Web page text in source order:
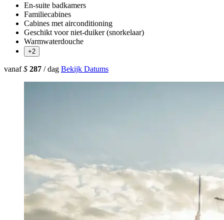
En-suite badkamers
Familiecabines
Cabines met airconditioning
Geschikt voor niet-duiker (snorkelaar)
Warmwaterdouche
+2
vanaf$ 287 / dag Bekijk Datums